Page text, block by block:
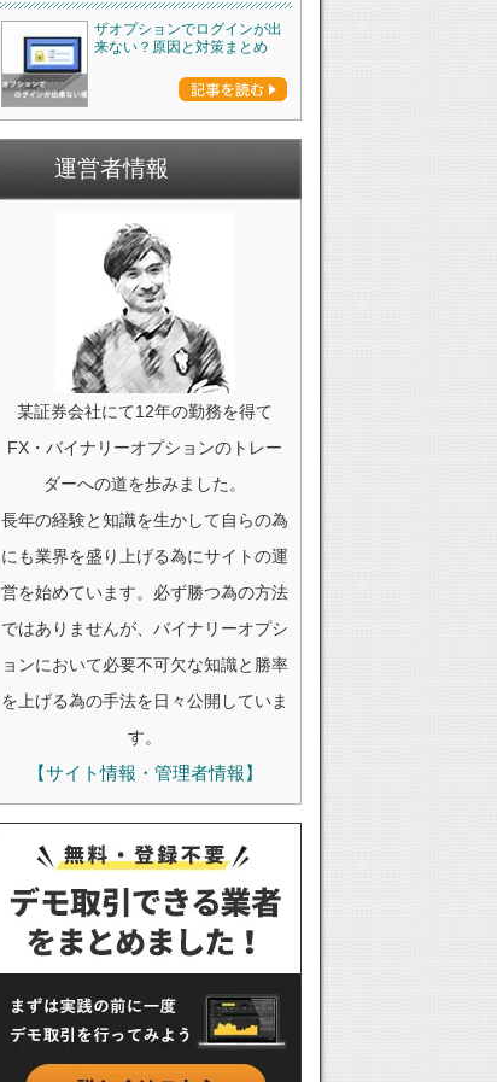
ザオプションでログインが出
来ない？原因と対策まとめ
運営者情報
某証券会社にて12年の勤務を得て
FX・バイナリーオプションのトレー
ダーへの道を歩みました。
長年の経験と知識を生かして自らの為
にも業界を盛り上げる為にサイトの運
営を始めています。必ず勝つ為の方法
ではありませんが、バイナリーオプシ
ョンにおいて必要不可欠な知識と勝率
を上げる為の手法を日々公開していま
す。
【サイト情報・管理者情報】